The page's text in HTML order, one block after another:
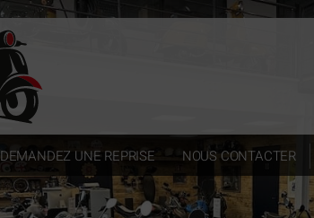
DEMANDEZ UNE REPRISE NOUS CONTACTER